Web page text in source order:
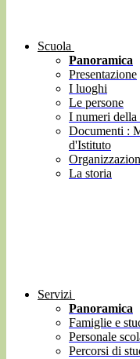
Scuola
Panoramica
Presentazione
I luoghi
Le persone
I numeri della
Documenti :
d'Istituto
La storia
Servizi
Panoramica
Famiglie e
Personale
Percorsi di